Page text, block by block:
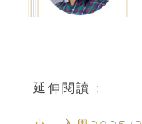
延伸閱讀 :